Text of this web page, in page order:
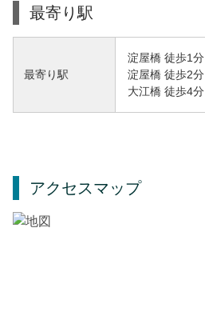
最寄り駅
最寄り駅
淀屋橋 徒歩1分
淀屋橋 徒歩2分
大江橋 徒歩4分
アクセスマップ